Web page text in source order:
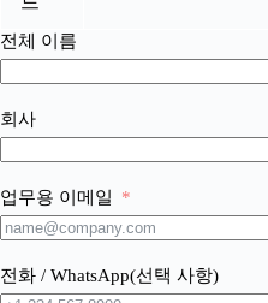
전체 이름
회사
업무용 이메일
전화 / WhatsApp(선택 사항)